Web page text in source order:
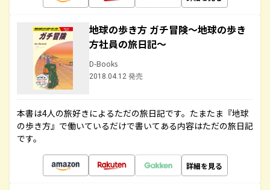
地球の歩き方 ガチ冒険～地球の歩き
方社員の旅日記～
D-Books
2018.04.12 発売
本書は4人の旅好きによるただの旅日記です。たまたま『地球
の歩き方』で働いているだけで書いてある内容はただの旅日記
です。
詳細を見る